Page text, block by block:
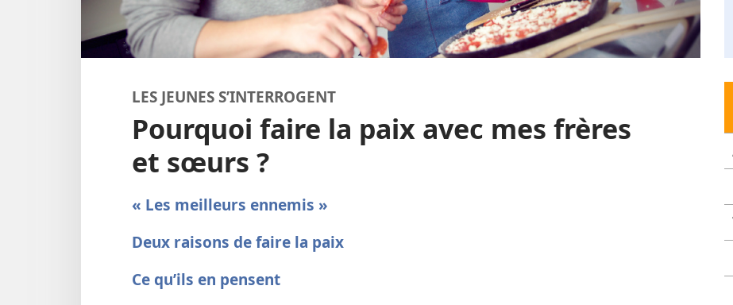
LES JEUNES S’INTERROGENT
Pourquoi faire la paix avec mes frères
et sœurs ?
« Les meilleurs ennemis »
Deux raisons de faire la paix
Ce qu’ils en pensent